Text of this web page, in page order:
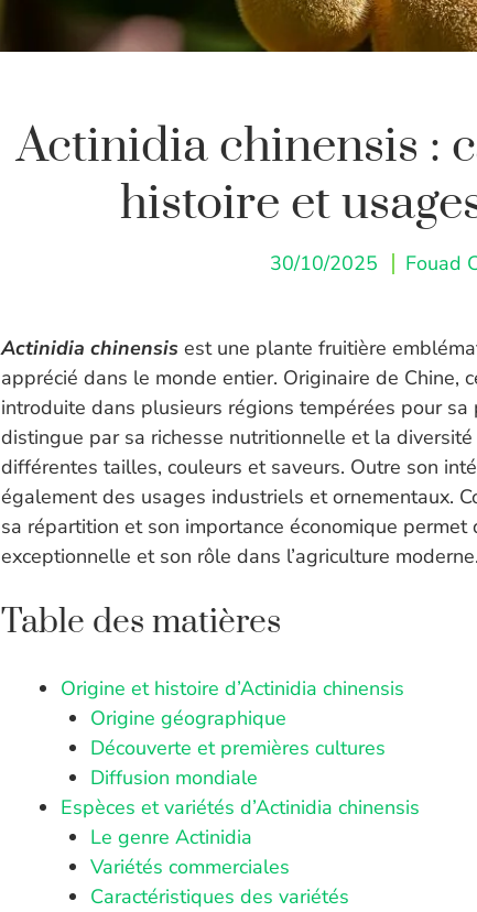
Actinidia chinensis :
histoire et
30/10/2025 Fouad
Actinidia chinensis est une plante fruitière
apprécié dans le monde entier. Originaire de Chine,
introduite dans plusieurs régions tempérées pour sa
distingue par sa richesse nutritionnelle et la
différentes tailles, couleurs et saveurs. Outre son
également des usages industriels et ornementaux.
sa répartition et son importance économique
exceptionnelle et son rôle dans l’agriculture moderne.
Table des matières
Origine et histoire d’Actinidia chinensis
Origine géographique
Découverte et premières cultures
Diffusion mondiale
Espèces et variétés d’Actinidia chinensis
Le genre Actinidia
Variétés commerciales
Caractéristiques des variétés